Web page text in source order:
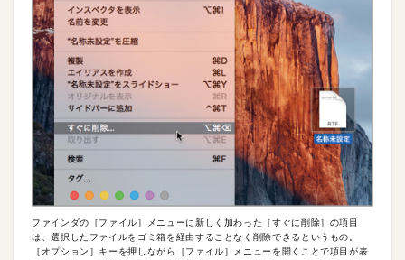
ファインダの［ファイル］メニューに新しく加わった［すぐに削除］の項目
は、選択したファイルをゴミ箱を経由することなく削除できるというもの。
［オプション］キーを押しながら［ファイル］メニューを開くことで項目が表